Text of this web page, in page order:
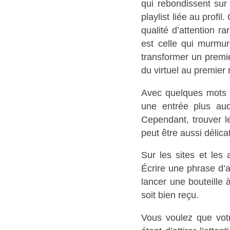
qui rebondissent
playlist liée au profil.
qualité d’attention
est celle qui
transformer un
du virtuel au premier
Avec quelques
une entrée plus
Cependant, trouver
peut être aussi
Sur les sites et les
Écrire une phrase
lancer une bouteille
soit bien reçu.
Vous voulez que